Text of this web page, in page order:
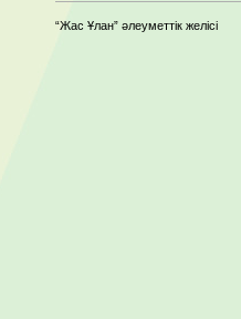
“Жас Ұлан” әлеуметтік желісі